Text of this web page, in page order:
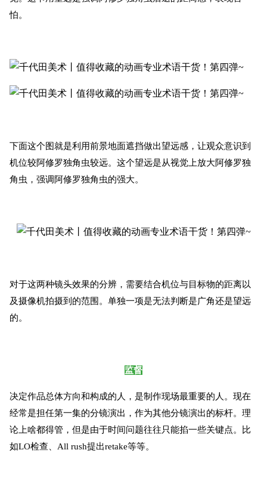
怕。
下面这个图就是利用前景地面遮挡做出望远感，让观众意识到
机位较阿修罗独角虫较远。这个望远是从视觉上放大阿修罗独
角虫，强调阿修罗独角虫的强大。
对于这两种镜头效果的分辨，需要结合机位与目标物的距离以
及摄像机拍摄到的范围。单独一项是无法判断是广角还是望远
的。
监督
决定作品总体方向和构成的人，是制作现场最重要的人。现在
经常是担任第一集的分镜演出，作为其他分镜演出的标杆。理
论上啥都得管，但是由于时间问题往往只能掐一些关键点。比
如LO检查、All rush提出retake等等。